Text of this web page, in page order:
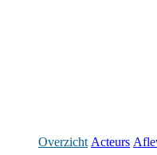
Overzicht Acteurs